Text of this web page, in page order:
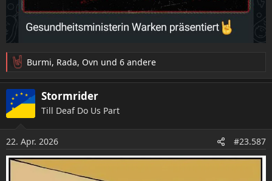
R
e
a
k
t
o
n
e
Burmi, Rada, Ovn und 6 andere
Stormrider
Till Deaf Do Us Part
22. Apr. 2026 #23.587